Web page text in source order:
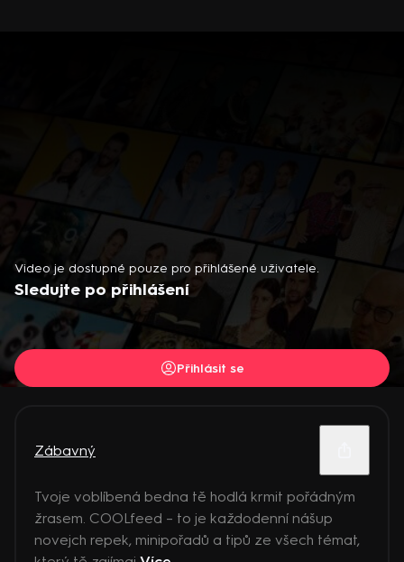
Video je dostupné pouze pro přihlášené uživatele.
Sledujte po přihlášení
Přihlásit se
Zábavný
Tvoje voblíbená bedna tě hodlá krmit pořádným
žrasem. COOLfeed – to je každodenní nášup
novejch repek, minipořadů a tipů ze všech témat,